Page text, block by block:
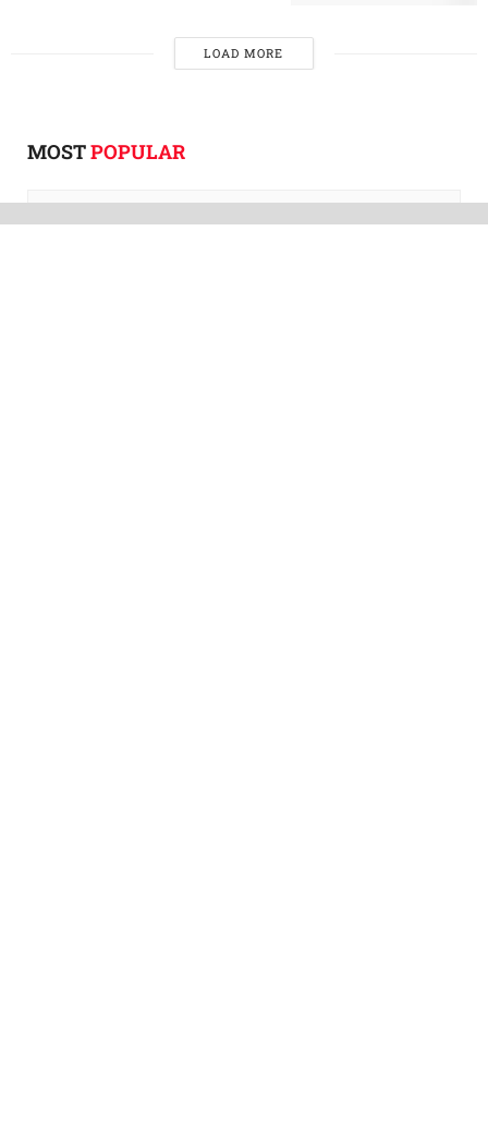
LOADING...
MOSTPOPULAR
No Content Available